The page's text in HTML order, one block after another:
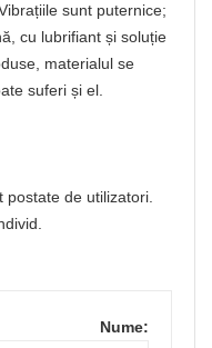
sunt puternice;
cu lubrifiant și soluție
materialul se
suferi și el.
de utilizatori.
Nume: